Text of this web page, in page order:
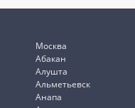
Москва
Абакан
Алушта
Альметьевск
Анапа